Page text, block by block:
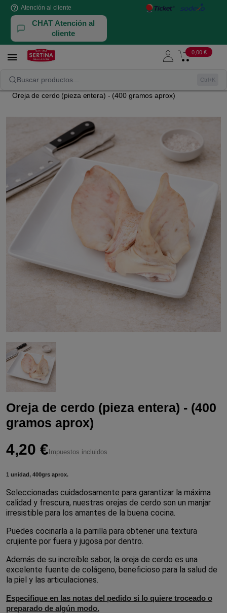
help_outline Atención al cliente
CHAT Atención al
cliente
 0,00 €
Buscar productos... Ctrl+K
CASQUERÍA
Oreja de cerdo (pieza entera) - (400 gramos aprox)
Oreja de cerdo (pieza entera) - (400
gramos aprox)
4,20 € Impuestos incluidos
1 unidad, 400grs aprox.
Seleccionadas cuidadosamente para garantizar la máxima
calidad y frescura, nuestras orejas de cerdo son un manjar
irresistible para los amantes de la buena cocina.
Puedes cocinarla a la parrilla para obtener una textura
crujiente por fuera y jugosa por dentro.
Además de su increíble sabor, la oreja de cerdo es una
excelente fuente de colágeno, beneficioso para la salud de
la piel y las articulaciones.
Especifique en las notas del pedido si lo quiere troceado o
preparado de algún modo.